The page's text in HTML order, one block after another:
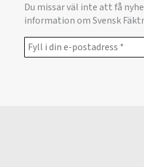
Du missar väl inte att få
information om Svensk